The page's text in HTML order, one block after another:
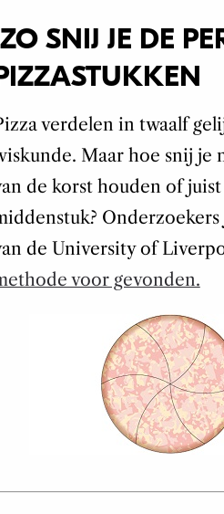
ZO SNIJ JE DE
verdelen in twaalf
Maar hoe snij je
de korst houden of
de University of
voor gevonden.